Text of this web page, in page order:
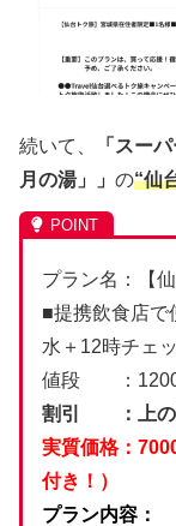
続いて、
「スー
月の湯」」 の“仙
プラン名：【
■提携飲食店で
水＋12時チェ
値段 ：
割引 ：上の
実質価格：
付き！）
プラン内容：